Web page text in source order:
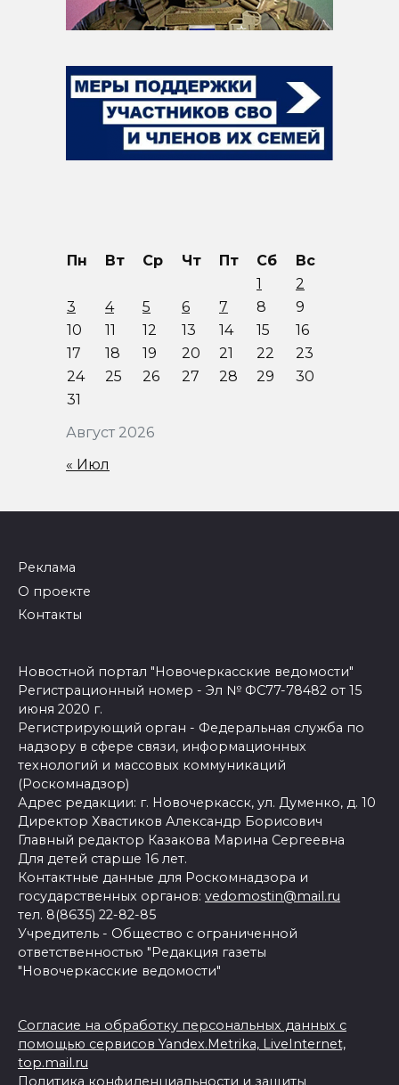
Август 2026
Пн Вт Ср Чт Пт Сб
Вс
1
2
3
4 5 6 7 8
9
10
11 12 13 14 15
16
17
18 19 20 21 22
23
24
25 26 27 28 29
30
31
« Июл
Реклама
О проекте
Контакты
Новостной портал "Новочеркасские ведомости"
Регистрационный номер - Эл № ФС77-78482 от 15
июня 2020 г.
Регистрирующий орган - Федеральная служба по
надзору в сфере связи, информационных
технологий и массовых коммуникаций
(Роскомнадзор)
Адрес редакции: г. Новочеркасск, ул. Думенко, д. 10
Директор Хвастиков Александр Борисович
Главный редактор Казакова Марина Сергеевна
Для детей старше 16 лет.
Контактные данные для Роскомнадзора и
государственных органов: vedomostin@mail.ru
тел. 8(8635) 22-82-85
Учредитель - Общество с ограниченной
ответственностью "Редакция газеты
"Новочеркасские ведомости"
Согласие на обработку персональных данных с
помощью сервисов Yandex.Metrika, LiveInternet,
top.mail.ru
Политика конфиденциальности и защиты